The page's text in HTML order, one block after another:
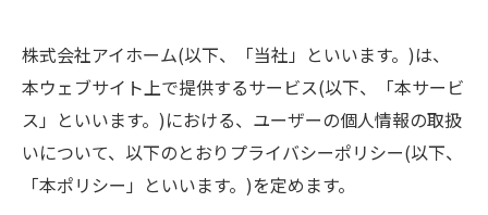
株式会社アイホーム(以下、「当社」といいます。)は、
本ウェブサイト上で提供するサービス(以下、「本サービ
ス」といいます。)における、ユーザーの個人情報の取扱
いについて、以下のとおりプライバシーポリシー(以下、
「本ポリシー」といいます。)を定めます。